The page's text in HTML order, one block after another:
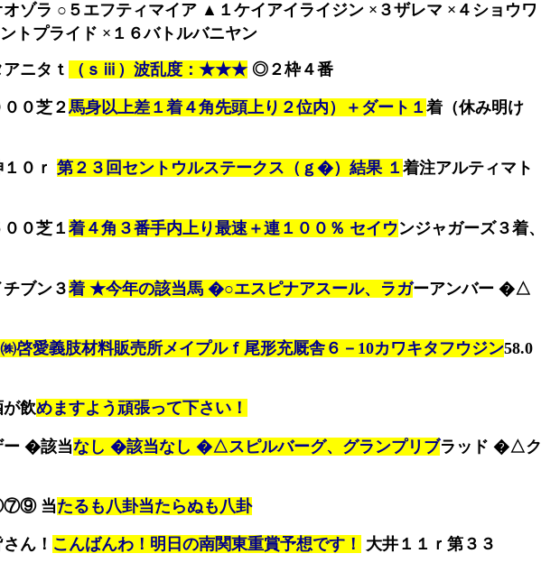
ゾラ ○５エフティマイア ▲１ケイアイライジン ×３ザレマ ×４ショウワ
トプライド ×１６バトルバニヤン
ニタｔ （ｓⅲ）波乱度：★★★ ◎２枠４番
０芝２馬身以上差１着４角先頭上り２位内）＋ダート１ 着（休み明け
０ｒ 第２３回セントウルステークス（ｇ�）結果 １ 着注アルティマト
０芝１ 着４角３番手内上り最速＋連１００％ セイウンジャガーズ３着、
ブン３着 ★今年の該当馬 �○エスピナアスール、ラガーアンバー �△
㈱啓愛義肢材料販売所メイプルｆ尾形充厩舎６－10カワキタフウジン58.0
飲めますよう頑張って下さい！
ー �該当なし �該当なし �△スピルバーグ、グランプリブラッド �△ク
当たるも八卦当たらぬも八卦
ん！ こんばんわ！明日の南関東重賞予想です！ 大井１１ｒ第３３